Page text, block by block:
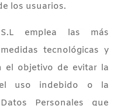
los usuarios.
emplea las más
tecnológicas y
el objetivo de evitar la
el uso indebido o la
Personales que